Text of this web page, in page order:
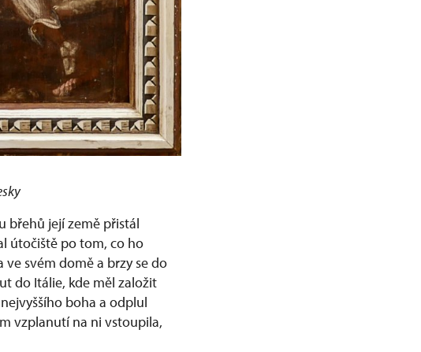
břehů její země přistál
útočiště po tom, co ho
svém domě a brzy se do
do Itálie, kde měl založit
boha a odplul
vzplanutí na ni vstoupila,